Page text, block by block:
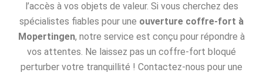
l’accès à vos objets de valeur. Si vous cherchez des
spécialistes fiables pour une ouverture coffre-fort à
Mopertingen, notre service est conçu pour répondre à
vos attentes. Ne laissez pas un coffre-fort bloqué
perturber votre tranquillité ! Contactez-nous pour une